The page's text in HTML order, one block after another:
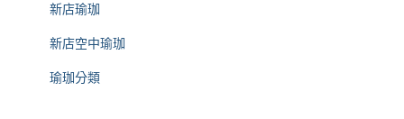
新店瑜珈
新店空中瑜珈
瑜珈分類